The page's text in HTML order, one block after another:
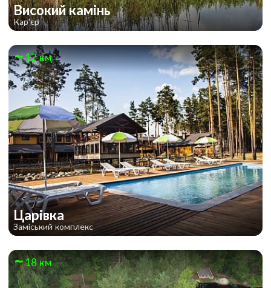
Високий камінь
Кар'єр
12 км
Царівка
Заміський комплекс
18 км